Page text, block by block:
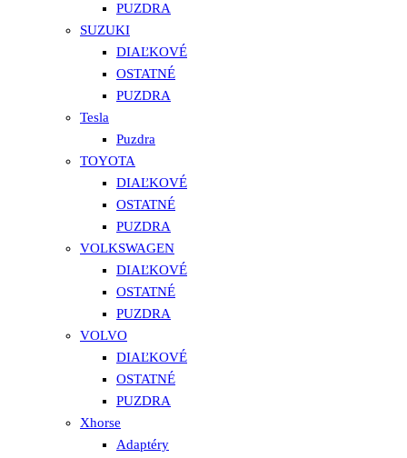
PUZDRA
SUZUKI
DIAĽKOVÉ
OSTATNÉ
PUZDRA
Tesla
Puzdra
TOYOTA
DIAĽKOVÉ
OSTATNÉ
PUZDRA
VOLKSWAGEN
DIAĽKOVÉ
OSTATNÉ
PUZDRA
VOLVO
DIAĽKOVÉ
OSTATNÉ
PUZDRA
Xhorse
Adaptéry